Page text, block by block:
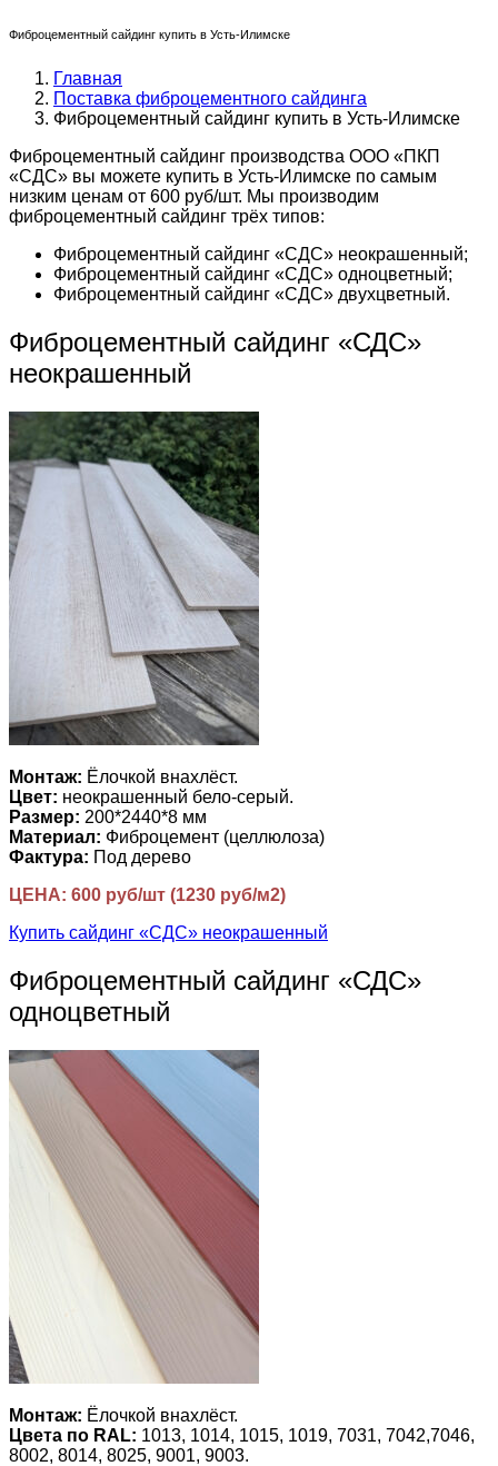
Фиброцементный сайдинг купить в Усть-Илимске
Главная
Поставка фиброцементного сайдинга
Фиброцементный сайдинг купить в Усть-Илимске
Фиброцементный сайдинг производства ООО «ПКП
«СДС» вы можете купить в Усть-Илимске по самым
низким ценам от 600 руб/шт. Мы производим
фиброцементный сайдинг трёх типов:
Фиброцементный сайдинг «СДС» неокрашенный;
Фиброцементный сайдинг «СДС» одноцветный;
Фиброцементный сайдинг «СДС» двухцветный.
Фиброцементный сайдинг «СДС»
неокрашенный
Монтаж: Ёлочкой внахлёст.
Цвет: неокрашенный бело-серый.
Размер: 200*2440*8 мм
Материал: Фиброцемент (целлюлоза)
Фактура: Под дерево
ЦЕНА: 600 руб/шт (1230 руб/м2)
Купить сайдинг «СДС» неокрашенный
Фиброцементный сайдинг «СДС»
одноцветный
Монтаж: Ёлочкой внахлёст.
Цвета по RAL: 1013, 1014, 1015, 1019, 7031, 7042,7046,
8002, 8014, 8025, 9001, 9003.